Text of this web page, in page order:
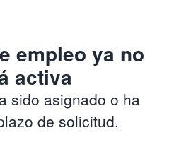
empleo ya no
activa
sido asignado o ha
de solicitud.